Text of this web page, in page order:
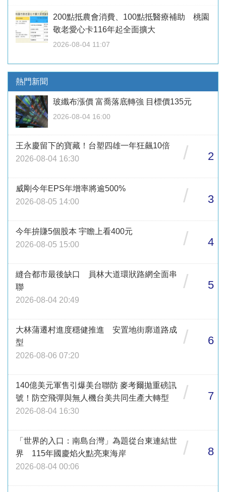
200點抵農會消費、100點抵醫療補助 桃園
敬老愛心卡116年起全面擴大
2026-08-04 11:07
熱門新聞
玻纖布漲價 富喬落底轉強 目標價135元
2026-08-04 16:00
王永慶留下的寶藏！台塑四雄一年狂飆10倍
2026-08-04 16:30
/ 2
威剛今年EPS年增率將逾500%
2026-08-05 14:00
/ 3
今年拚賺5個股本 宇瞻上看400元
2026-08-05 15:00
/ 4
縫合都市最後缺口 員林大道環狀路網全面串
聯
2026-08-04 20:49
/ 5
大林蒲遷村進度穩健推進 安置地街廓道路成
型
2026-08-06 07:20
/ 6
140億美元軍售引爆美台聯防 麥考爾拋重磅訊
號！防空飛彈與無人機台美共同生產大轉型
2026-08-04 16:30
/ 7
「世界的入口：南島台灣」為題從台東連結世
界 115年國慶焰火點亮東海岸
2026-08-04 00:06
/ 8